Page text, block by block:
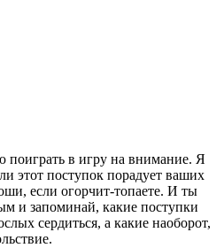
поиграть в игру на внимание. Я
этот поступок порадует ваших
если огорчит-топаете. И ты
и запоминай, какие поступки
сердиться, а какие наоборот,